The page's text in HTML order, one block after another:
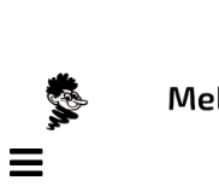
Veksle
navigasjon